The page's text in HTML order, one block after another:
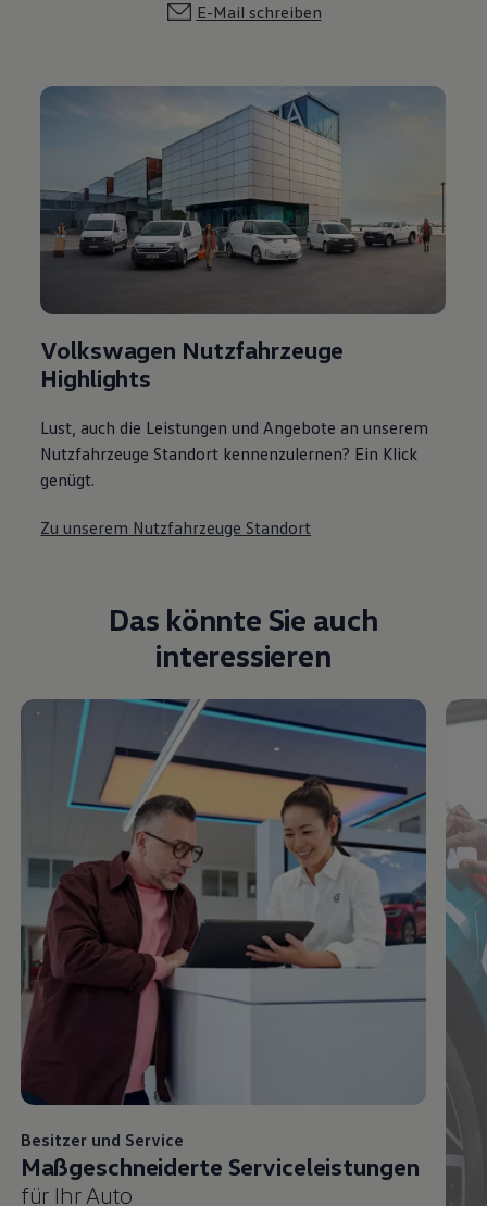
E-Mail schreiben
Volkswagen Nutzfahrzeuge
Highlights
Lust, auch die Leistungen und Angebote an unserem
Nutzfahrzeuge Standort kennenzulernen? Ein Klick
genügt.
Zu unserem Nutzfahrzeuge Standort
Das könnte Sie auch
interessieren
Besitzer und Service
Maßgeschneiderte Serviceleistungen
für Ihr Auto